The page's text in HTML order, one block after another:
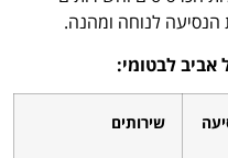
לנוחה ומהנה.
אביב לבטומי:
שירותים